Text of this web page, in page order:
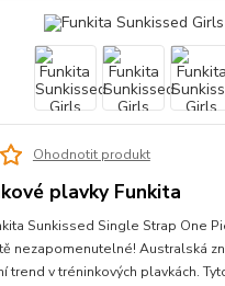
Ohodnotit produkt
plavky Funkita
Sunkissed Single Strap One
nezapomenutelné! Australská
trend v tréninkových plavkách.